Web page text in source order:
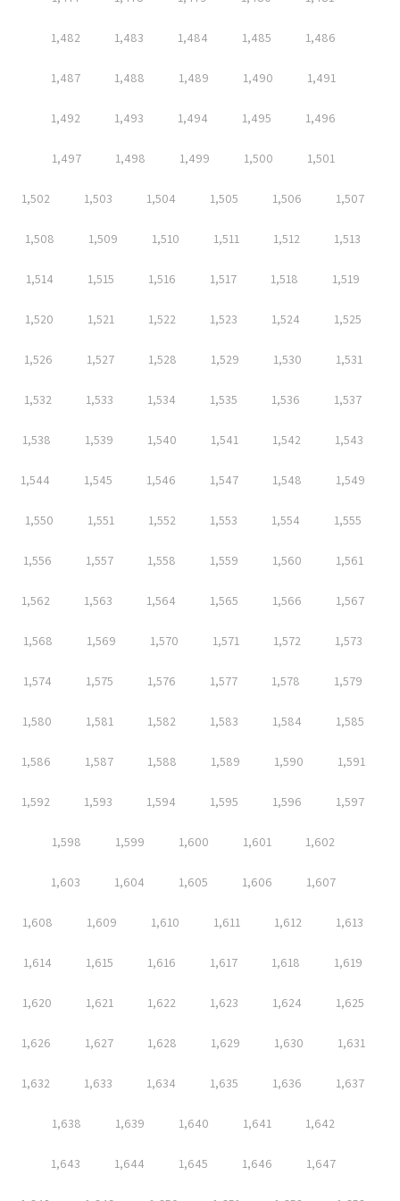
1,482 1,483 1,484 1,485 1,486
1,487 1,488 1,489 1,490 1,491
1,492 1,493 1,494 1,495 1,496
1,497 1,498 1,499 1,500 1,501
1,502 1,503 1,504 1,505 1,506 1,507
1,508 1,509 1,510 1,511 1,512 1,513
1,514 1,515 1,516 1,517 1,518 1,519
1,520 1,521 1,522 1,523 1,524 1,525
1,526 1,527 1,528 1,529 1,530 1,531
1,532 1,533 1,534 1,535 1,536 1,537
1,538 1,539 1,540 1,541 1,542 1,543
1,544 1,545 1,546 1,547 1,548 1,549
1,550 1,551 1,552 1,553 1,554 1,555
1,556 1,557 1,558 1,559 1,560 1,561
1,562 1,563 1,564 1,565 1,566 1,567
1,568 1,569 1,570 1,571 1,572 1,573
1,574 1,575 1,576 1,577 1,578 1,579
1,580 1,581 1,582 1,583 1,584 1,585
1,586 1,587 1,588 1,589 1,590 1,591
1,592 1,593 1,594 1,595 1,596 1,597
1,598 1,599 1,600 1,601 1,602
1,603 1,604 1,605 1,606 1,607
1,608 1,609 1,610 1,611 1,612 1,613
1,614 1,615 1,616 1,617 1,618 1,619
1,620 1,621 1,622 1,623 1,624 1,625
1,626 1,627 1,628 1,629 1,630 1,631
1,632 1,633 1,634 1,635 1,636 1,637
1,638 1,639 1,640 1,641 1,642
1,643 1,644 1,645 1,646 1,647